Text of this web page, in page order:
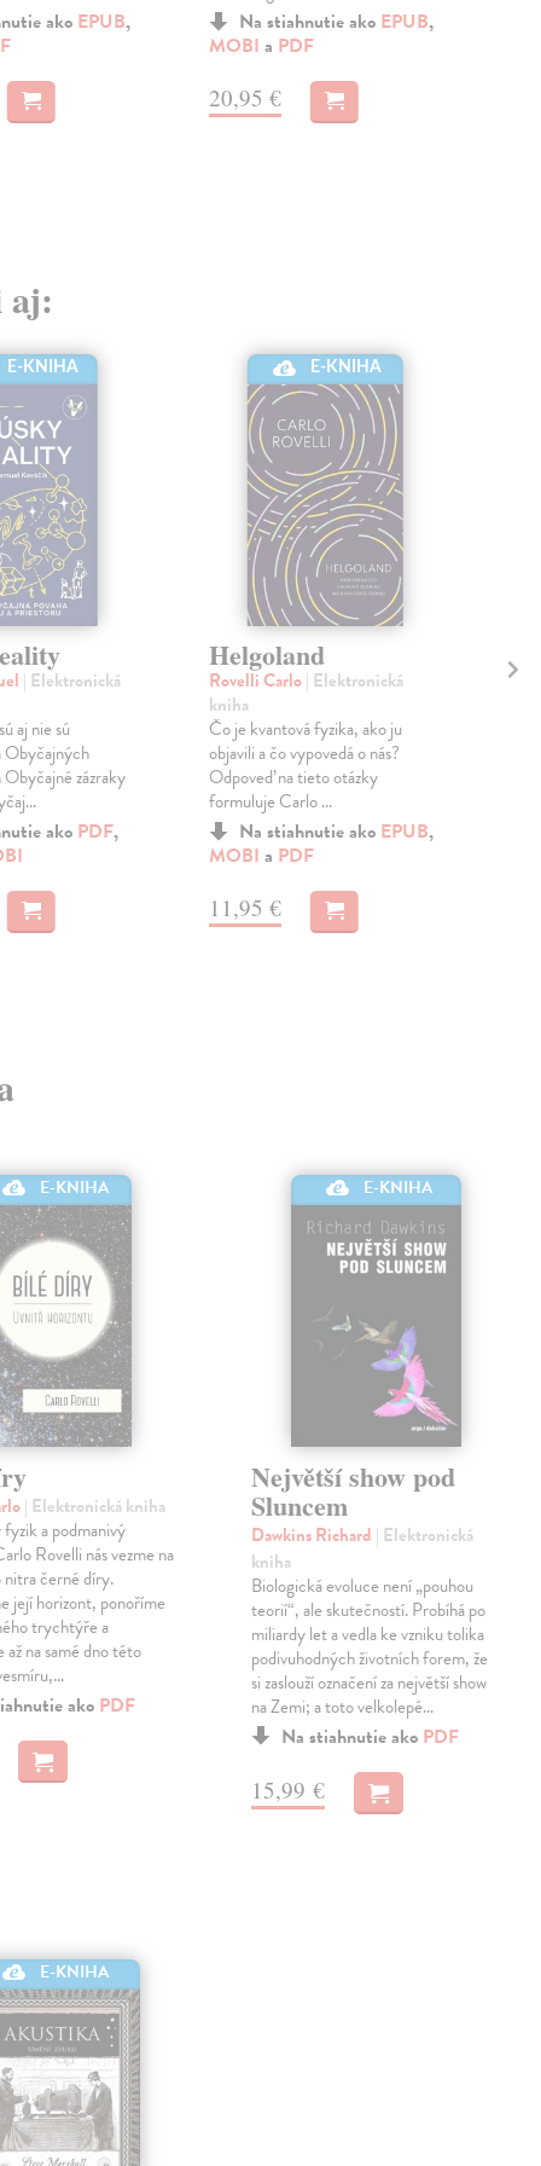
ako EPUB,
Na stiahnutie ako EPUB,
MOBI a PDF
20,95 €
aj:
E-KNIHA
| Elektronická
aj nie sú
Obyčajných
Obyčajné zázraky
ako PDF,
E-KNIHA
Helgoland
Rovelli Carlo| Elektronická
kniha
Čo je kvantová fyzika, ako ju
objavili a čo vypovedá o nás?
Odpoveď na tieto otázky
formuluje Carlo ...
Na stiahnutie ako EPUB,
MOBI a PDF
11,95 €
E-KNIHA
| Elektronická kniha
a podmanivý
Rovelli nás vezme na
nitra černé díry.
její horizont, ponoříme
trychtýře a
až na samé dno této
ako PDF
E-KNIHA
Největší show pod
Sluncem
Dawkins Richard | Elektronická
kniha
Biologická evoluce není „pouhou
teorií“, ale skutečností. Probíhá po
miliardy let a vedla ke vzniku tolika
podivuhodných životních forem, že
si zaslouží označení za největší show
na Zemi; a toto velkolepé…
Na stiahnutie ako PDF
15,99 €
E-KNIHA